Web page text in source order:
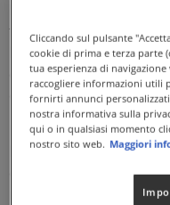
fosfolipidi, glicolipidi,
hanno diversi ruoli
dell’organismo. I
costituenti delle
LECITINA DI SOIA è
base di lecitina di soia.
di soia e non contiene
ridotto apporto con la
Cliccando sul pulsante
cookie di prima e terza parte
tua esperienza di
raccogliere informazioni utili
fornirti annunci
nostra informativa sulla
qui o in qualsiasi momento
nostro sito web. Maggiori